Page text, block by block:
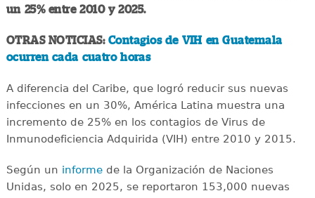
un 25% entre 2010 y 2025.
OTRAS NOTICIAS: Contagios de VIH en Guatemala
ocurren cada cuatro horas
A diferencia del Caribe, que logró reducir sus nuevas
infecciones en un 30%, América Latina muestra una
incremento de 25% en los contagios de Virus de
Inmunodeficiencia Adquirida (VIH) entre 2010 y 2015.
Según un informede la Organización de Naciones
Unidas, solo en 2025, se reportaron 153,000 nuevas